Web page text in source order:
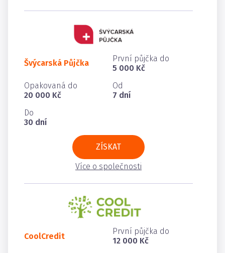
Švýcarská Půjčka
První půjčka do
5 000 Kč
Opakovaná do
20 000 Kč
Od
7 dní
Do
30 dní
ZÍSKAT
Více o společnosti
CoolCredit
První půjčka do
12 000 Kč